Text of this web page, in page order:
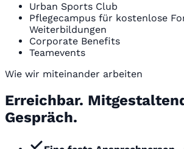
Urban Sports Club
Pflegecampus für kostenlose
Weiterbildungen
Corporate Benefits
Teamevents
Wie wir miteinander arbeiten
Erreichbar.
Gespräch.